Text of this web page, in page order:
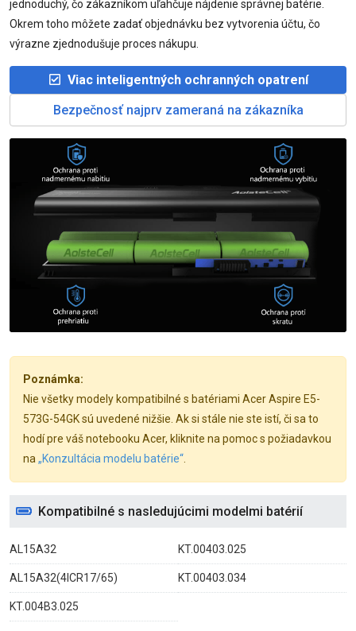
jednoduchý, čo zákazníkom uľahčuje nájdenie správnej batérie.
Okrem toho môžete zadať objednávku bez vytvorenia účtu, čo
výrazne zjednodušuje proces nákupu.
Viac inteligentných ochranných opatrení
Bezpečnosť najprv zameraná na zákazníka
Poznámka:
Nie všetky modely kompatibilné s batériami Acer Aspire E5-
573G-54GK sú uvedené nižšie. Ak si stále nie ste istí, či sa to
hodí pre váš notebooku Acer, kliknite na pomoc s požiadavkou
na „Konzultácia modelu batérie“
Kompatibilné s nasledujúcimi modelmi batérií
AL15A32 KT.00403.025
AL15A32(4ICR17/65) KT.00403.034
KT.004B3.025